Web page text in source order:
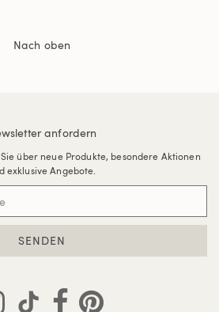
Nach oben
anfordern
über neue Produkte, besondere Aktionen
exklusive Angebote.
SENDEN